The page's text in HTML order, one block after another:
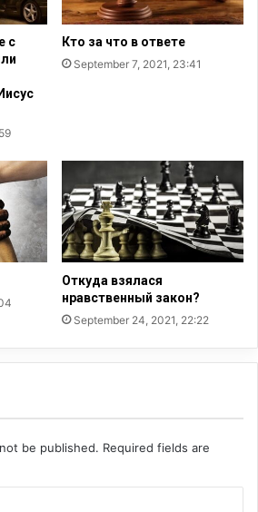
с
Кто за что в ответе
September 7, 2021, 23:41
Откуда взялася
нравственный закон?
September 24, 2021, 22:22
be published. Required fields are